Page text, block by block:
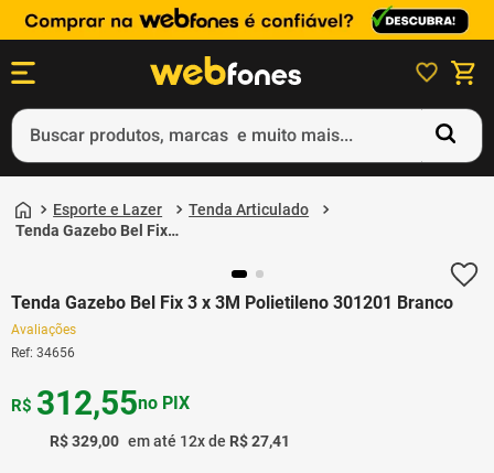
Buscar produtos, marcas e muito mais...
Esporte e Lazer
Tenda Articulado
Tenda Gazebo Bel Fix 3
Tenda Gazebo Bel Fix 3 x 3M Polietileno 301201 Branco
Avaliações
Ref: 34656
R$329,00 em até 12x de R$27,41
R$ 312,55no PIX
1º
ps5
3º
ps4
4 º
smartphone